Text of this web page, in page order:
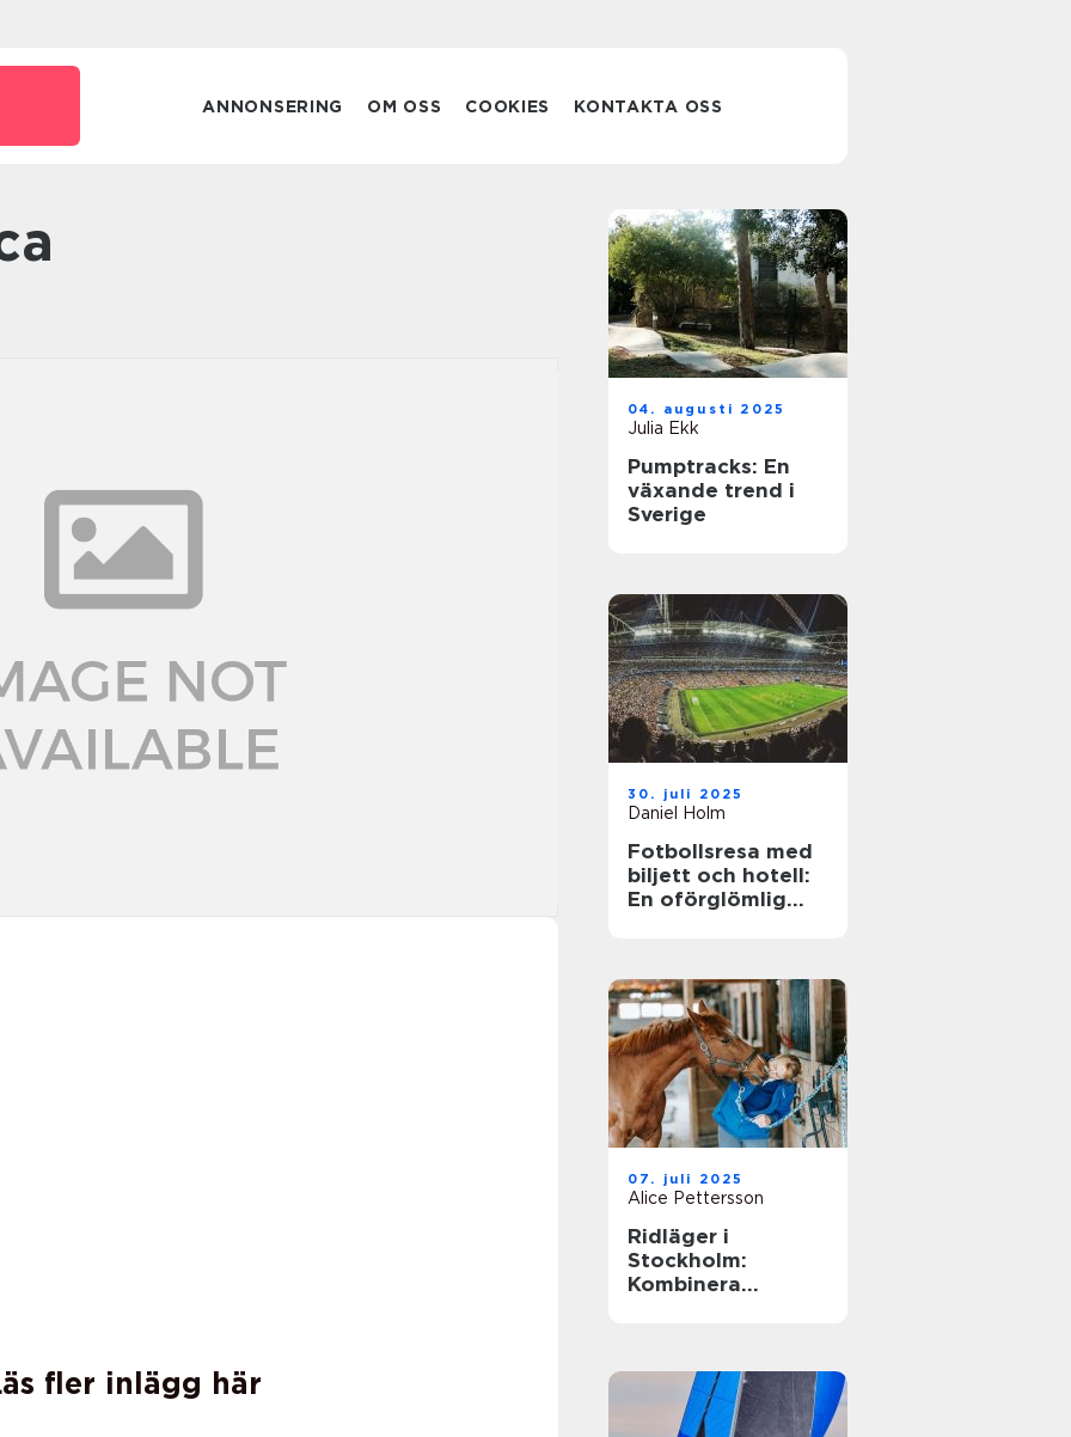
ANNONSERING OM OSS COOKIES KONTAKTA OSS
fler inlägg här
04. augusti 2025
Julia Ekk
Pumptracks: En
växande trend i
Sverige
30. juli 2025
Daniel Holm
Fotbollsresa med
biljett och hotell:
En oförglömlig
07. juli 2025
Alice Pettersson
Ridläger i
Stockholm:
Kombinera